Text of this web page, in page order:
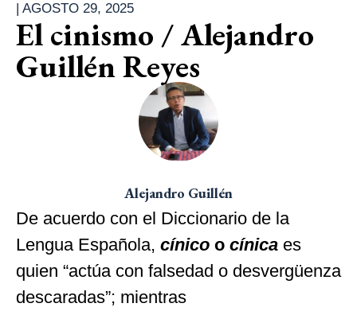
AGOSTO 29, 2025
El cinismo / Alejandro
Guillén Reyes
Alejandro Guillén
De acuerdo con el Diccionario de la
Lengua Española, cínico o cínica es
quien “actúa con falsedad o desvergüenza
descaradas”; mientras